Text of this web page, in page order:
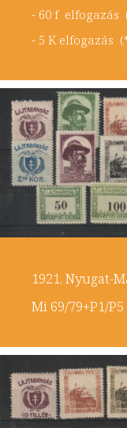
- 60 f
- 5 K
1921. Nyugat-
Mi 69/79+P1/